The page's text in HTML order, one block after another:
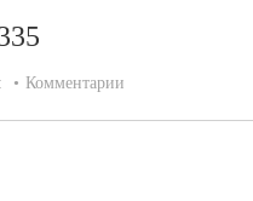
Комментарии